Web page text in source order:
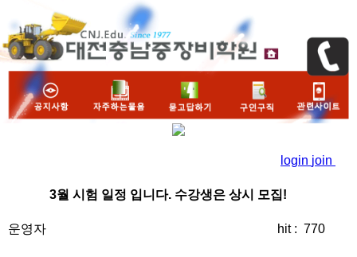
login join
3월 시험 일정 입니다. 수강생은 상시 모집!
운영자 hit : 770